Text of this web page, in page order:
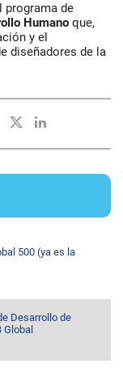
programa de
Humano que,
y el
diseñadores de la
500 (ya es la
Desarrollo de